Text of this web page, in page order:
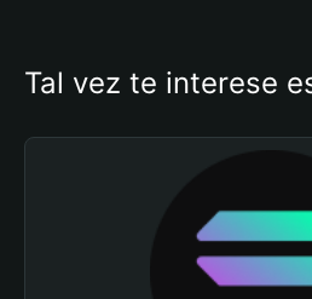
Tal vez te interese